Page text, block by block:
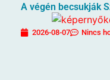
A végén becsukják
2026-08-07 Nincs